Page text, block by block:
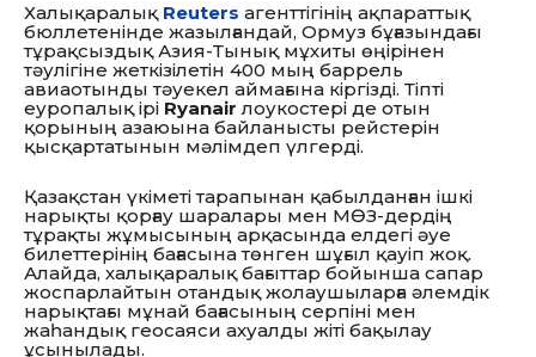
Халықаралық Reuters агенттігінің ақпараттық
бюллетенінде жазылғандай, Ормуз бұғазындағы
тұрақсыздық Азия-Тынық мұхиты өңірінен
тәулігіне жеткізілетін 400 мың баррель
авиаотынды тәуекел аймағына кіргізді. Тіпті
еуропалық ірі Ryanair лоукостері де отын
қорының азаюына байланысты рейстерін
қысқартатынын мәлімдеп үлгерді.
Қазақстан үкіметі тарапынан қабылданған ішкі
нарықты қорғау шаралары мен МӨЗ-дердің
тұрақты жұмысының арқасында елдегі әуе
билеттерінің бағасына төнген шұғыл қауіп жоқ.
Алайда, халықаралық бағыттар бойынша сапар
жоспарлайтын отандық жолаушыларға әлемдік
нарықтағы мұнай бағасының серпіні мен
жаһандық геосаяси ахуалды жіті бақылау
ұсынылады.